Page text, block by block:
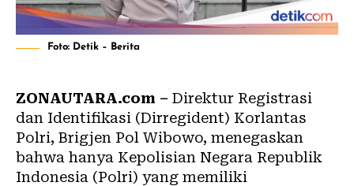
Foto: Detik – Berita
ZONAUTARA.com – Direktur Registrasi
dan Identifikasi (Dirregident) Korlantas
Polri, Brigjen Pol Wibowo, menegaskan
bahwa hanya Kepolisian Negara Republik
Indonesia (Polri) yang memiliki